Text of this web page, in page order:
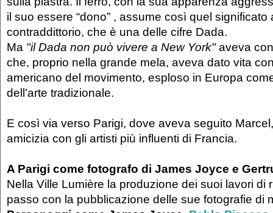
il suo essere “dono” , assume così quel significato
contraddittorio, che è una delle cifre Dada.
Ma "il Dada non può vivere a New York"aveva
che, proprio nella grande mela, aveva dato vita
americano del movimento, esploso in Europa
dell'arte tradizionale.
E così via verso Parigi, dove aveva seguito
amicizia con gli artisti più influenti di Francia.
A Parigi come fotografo di James Joyce e
Nella Ville Lumière la produzione dei suoi lavori di
passo con la pubblicazione delle sue fotografie di